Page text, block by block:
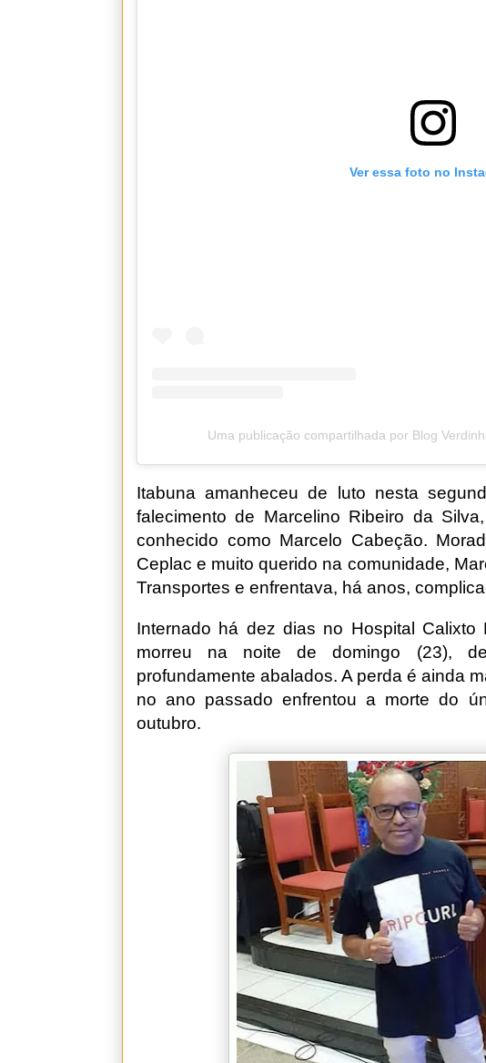
Ver essa foto no
Uma publicação compartilhada por Blog
Itabuna amanheceu de luto nesta
falecimento de Marcelino Ribeiro da
conhecido como Marcelo Cabeção.
Ceplac e muito querido na comunidade,
Transportes e enfrentava, há anos,
Internado há dez dias no Hospital
morreu na noite de domingo (23),
profundamente abalados. A perda é ainda
no ano passado enfrentou a morte do
outubro.